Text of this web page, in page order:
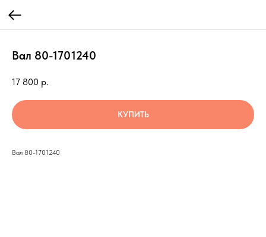
Вал 80-1701240
17 800 р.
КУПИТЬ
Вал 80-1701240